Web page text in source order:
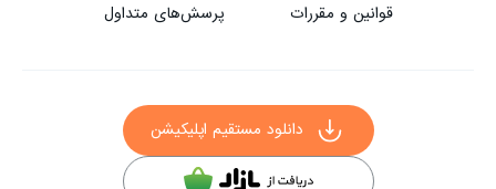
قوانین و مقررات پرسش‌های متداول
دانلود مستقیم اپلیکیشن